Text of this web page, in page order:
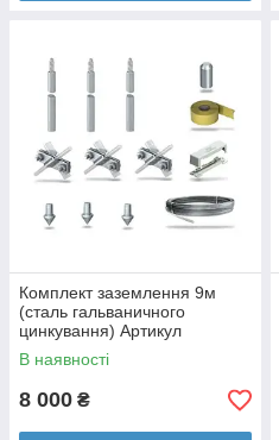
Комплект заземлення 9м
(сталь гальваничного
цинкування) Артикул
5000750.UA
В наявності
8 000 ₴